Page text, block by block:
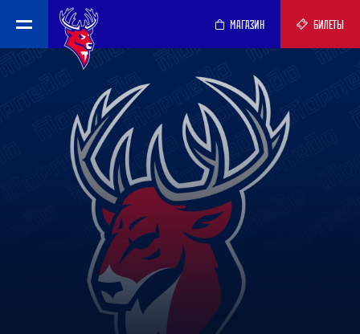
МАГАЗИН БИЛЕТЫ